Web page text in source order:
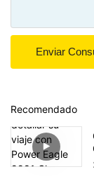
Enviar
Recomendado